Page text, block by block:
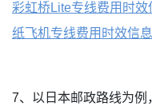
彩虹桥Lite专线费用时效
纸飞机专线费用时效信
7、以日本邮政路线为例